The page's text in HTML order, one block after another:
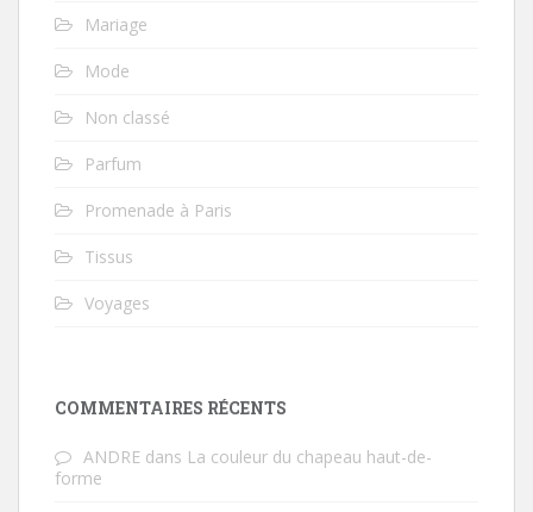
Mariage
Mode
Non classé
Parfum
Promenade à Paris
Tissus
Voyages
COMMENTAIRES RÉCENTS
ANDRE dans La couleur du chapeau haut-de-
forme